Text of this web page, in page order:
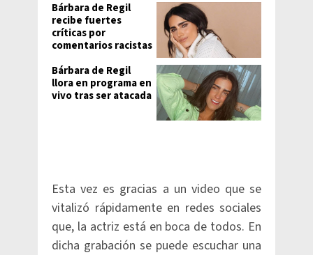
Bárbara de Regil
recibe fuertes
críticas por
comentarios racistas
Bárbara de Regil
llora en programa en
vivo tras ser atacada
Esta vez es gracias a un video que se
vitalizó rápidamente en redes sociales
que, la actriz está en boca de todos. En
dicha grabación se puede escuchar una